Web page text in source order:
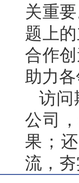
关重
题上
合作
助力
访问
公司
果；
流，